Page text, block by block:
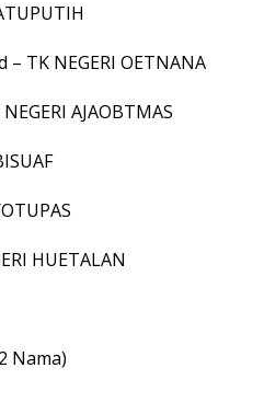
– TK NEGERI OETNANA
AJAOBTMAS
HUETALAN
Nama)